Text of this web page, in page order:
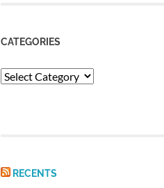
CATEGORIES
Categories
RECENTS